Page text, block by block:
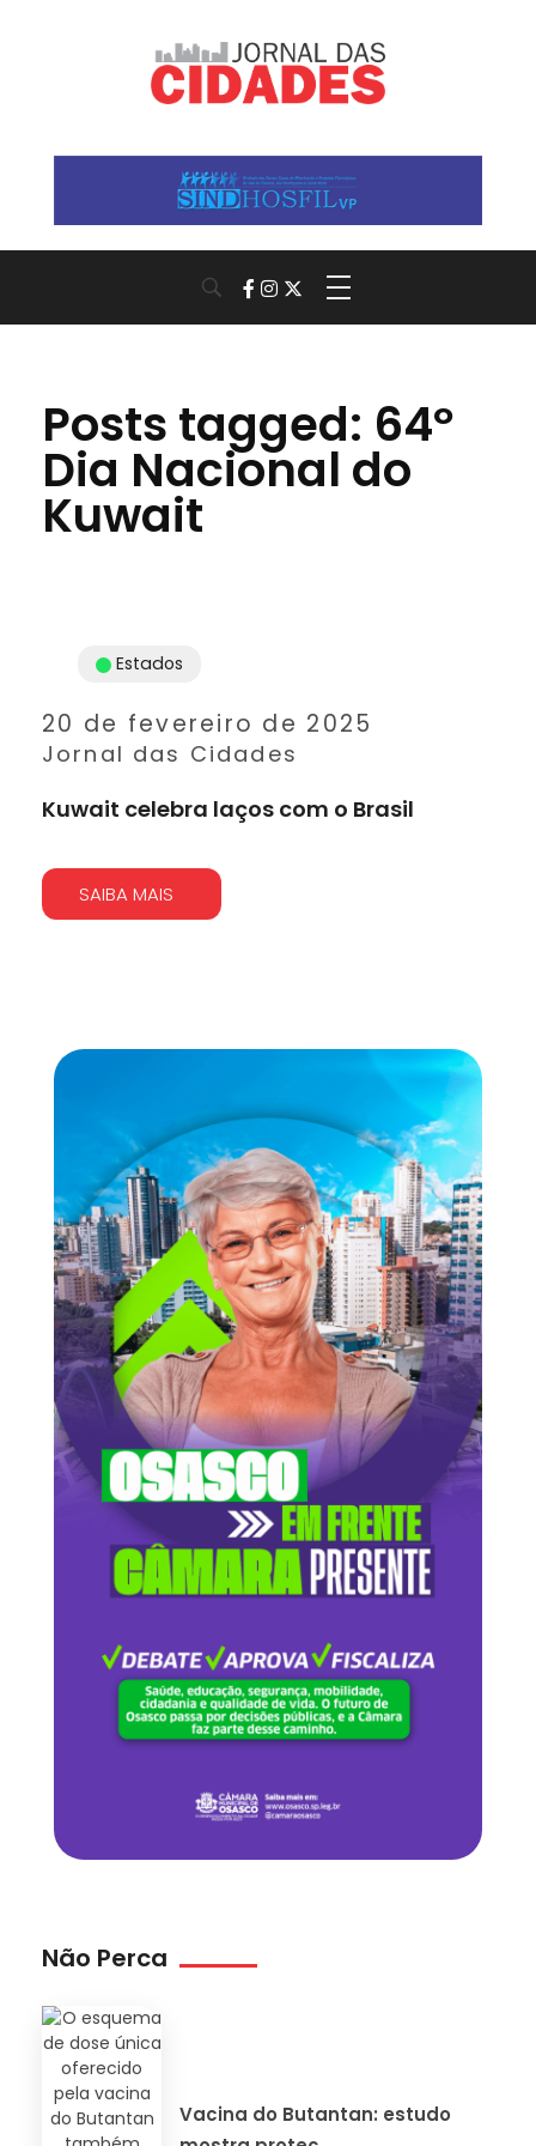
Posts tagged: 64º
Dia Nacional do
Kuwait
20 de fevereiro de 2025
Jornal das Cidades
Estados
Kuwait celebra laços com o Brasil
SAIBA MAIS
Não Perca
Vacina do Butantan: estudo